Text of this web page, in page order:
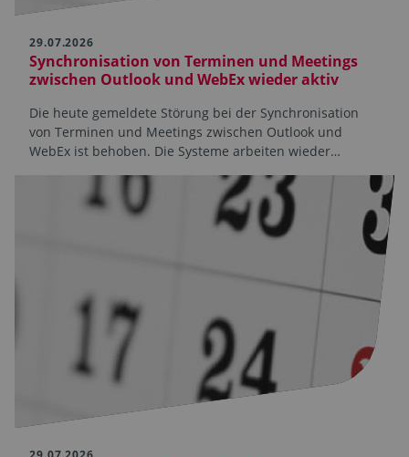
29.07.2026
Synchronisation von Terminen und Meetings
zwischen Outlook und WebEx wieder aktiv
Die heute gemeldete Störung bei der Synchronisation
von Terminen und Meetings zwischen Outlook und
WebEx ist behoben. Die Systeme arbeiten wieder…